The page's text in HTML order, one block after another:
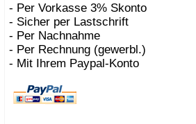
- Per Vorkasse 3% Skonto
- Sicher per Lastschrift
- Per Nachnahme
- Per Rechnung (gewerbl.)
- Mit Ihrem Paypal-Konto